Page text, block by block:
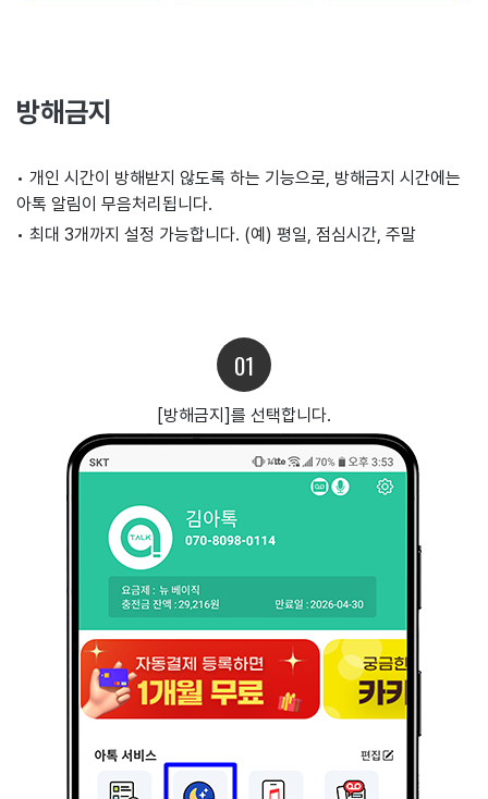
방해금지
• 개인 시간이 방해받지 않도록 하는 기능으로, 방해금지 시간에는
아톡 알림이 무음처리됩니다.
• 최대 3개까지 설정 가능합니다. (예) 평일, 점심시간, 주말
01
[방해금지]를 선택합니다.